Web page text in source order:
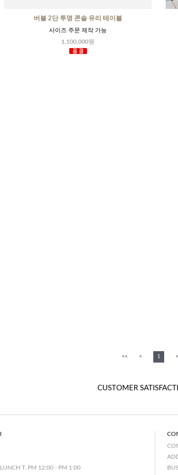
버블 2단 투명 콘솔 유리 테이블
사이즈 주문 제작 가능
1,100,000원
<< < 1 >
CUSTOMER
T. PM 12:00 - PM 1:00